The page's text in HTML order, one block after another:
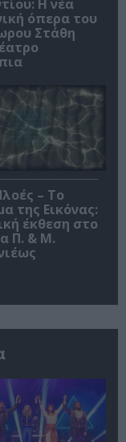
Η νέα
όπερα του
Στάθη
– Το
της Εικόνας:
έκθεση στο
Π. & Μ.